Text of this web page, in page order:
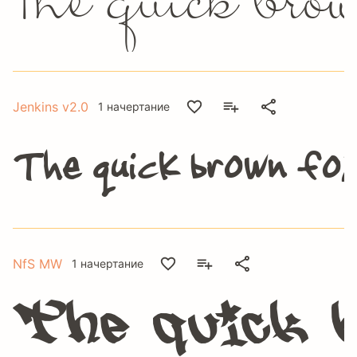
Jenkins v2.0 1 начертание
The quick brown
NfS MW 1 начертание
The quick